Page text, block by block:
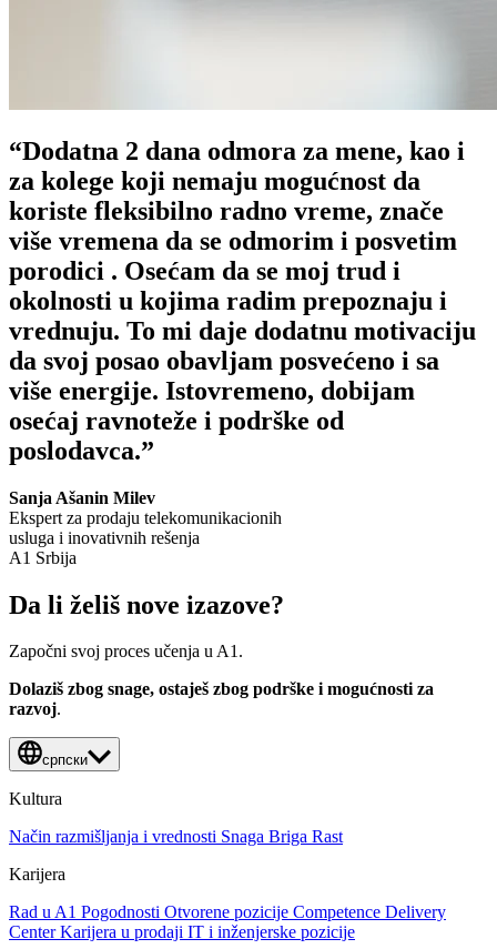
“Dodatna 2 dana odmora za mene, kao i
za kolege koji nemaju mogućnost da
koriste fleksibilno radno vreme, znače
više vremena da se odmorim i posvetim
porodici . Osećam da se moj trud i
okolnosti u kojima radim prepoznaju i
vrednuju. To mi daje dodatnu motivaciju
da svoj posao obavljam posvećeno i sa
više energije. Istovremeno, dobijam
osećaj ravnoteže i podrške od
poslodavca.”
Sanja Ašanin Milev
Ekspert za prodaju telekomunikacionih
usluga i inovativnih rešenja
A1 Srbija
Da li želiš nove izazove?
Započni svoj proces učenja u A1.
Dolaziš zbog snage, ostaješ zbog podrške i mogućnosti za
razvoj.
српски
Kultura
Način razmišljanja i vrednosti Snaga Briga Rast
Karijera
Rad u A1 Pogodnosti Otvorene pozicije Competence Delivery
CenterKarijera u prodaji IT i inženjerske pozicije